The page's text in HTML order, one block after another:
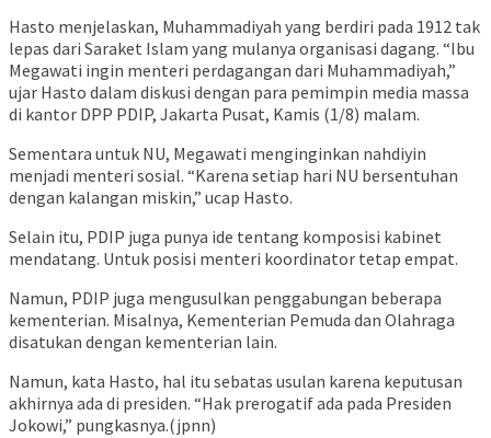
Hasto menjelaskan, Muhammadiyah yang berdiri pada 1912 tak
lepas dari Saraket Islam yang mulanya organisasi dagang. “Ibu
Megawati ingin menteri perdagangan dari Muhammadiyah,”
ujar Hasto dalam diskusi dengan para pemimpin media massa
di kantor DPP PDIP, Jakarta Pusat, Kamis (1/8) malam.
Sementara untuk NU, Megawati menginginkan nahdiyin
menjadi menteri sosial. “Karena setiap hari NU bersentuhan
dengan kalangan miskin,” ucap Hasto.
Selain itu, PDIP juga punya ide tentang komposisi kabinet
mendatang. Untuk posisi menteri koordinator tetap empat.
Namun, PDIP juga mengusulkan penggabungan beberapa
kementerian. Misalnya, Kementerian Pemuda dan Olahraga
disatukan dengan kementerian lain.
Namun, kata Hasto, hal itu sebatas usulan karena keputusan
akhirnya ada di presiden. “Hak prerogatif ada pada Presiden
Jokowi,” pungkasnya.(jpnn)